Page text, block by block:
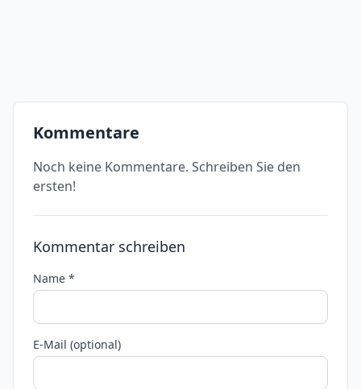
Kommentare
Noch keine Kommentare. Schreiben Sie den
ersten!
Kommentar schreiben
Name *
E-Mail (optional)